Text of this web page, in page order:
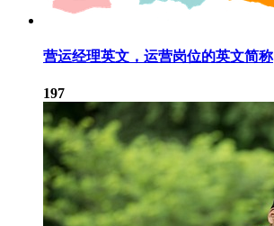
营运经理英文，运营岗位的英文简称
197